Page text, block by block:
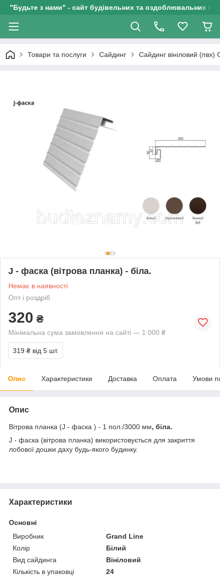
"Будьте з нами" - сайт будівельних та оздоблювальних
Товари та послуги Сайдинг Сайдинг вініловий
J - фаска (вітрова планка) - біла.
Немає в наявності
Опт і роздріб
320 ₴
Мінімальна сума замовлення на сайті — 1 000 ₴
319 ₴ від 5 шт.
Опис Характеристики Доставка Оплата Умови
Опис
Вітрова планка (J - фаска ) - 1 пол./3000 мм, біла.
J - фаска (вітрова планка) використовується для закриття
лобової дошки даху будь-якого будинку.
Характеристики
Основні
Виробник
Grand Line
Колір
Білий
Вид сайдинга
Вініловий
Кількість в упаковці
24